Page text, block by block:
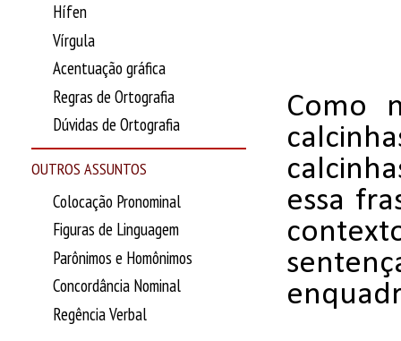
Como
essa
Hífen
Vírgula
Acentuação gráfica
Regras de Ortografia
Dúvidas de Ortografia
OUTROS ASSUNTOS
Colocação Pronominal
Figuras de Linguagem
Parônimos e Homônimos
Concordância Nominal
Regência Verbal